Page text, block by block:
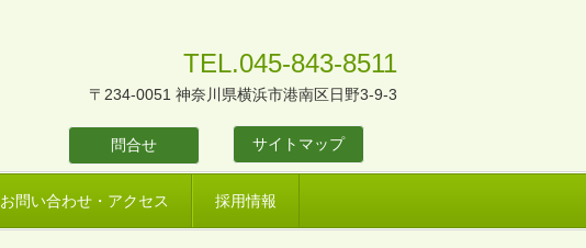
TEL.045-843-8511
〒234-0051 神奈川県横浜市港南区日野3-9-3
問合せ サイトマップ
お問い合わせ・アクセス 採用情報